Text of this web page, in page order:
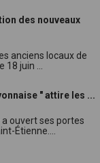
des nouveaux
anciens locaux de
juin ...
" attire les ...
ouvert ses portes
Étienne....